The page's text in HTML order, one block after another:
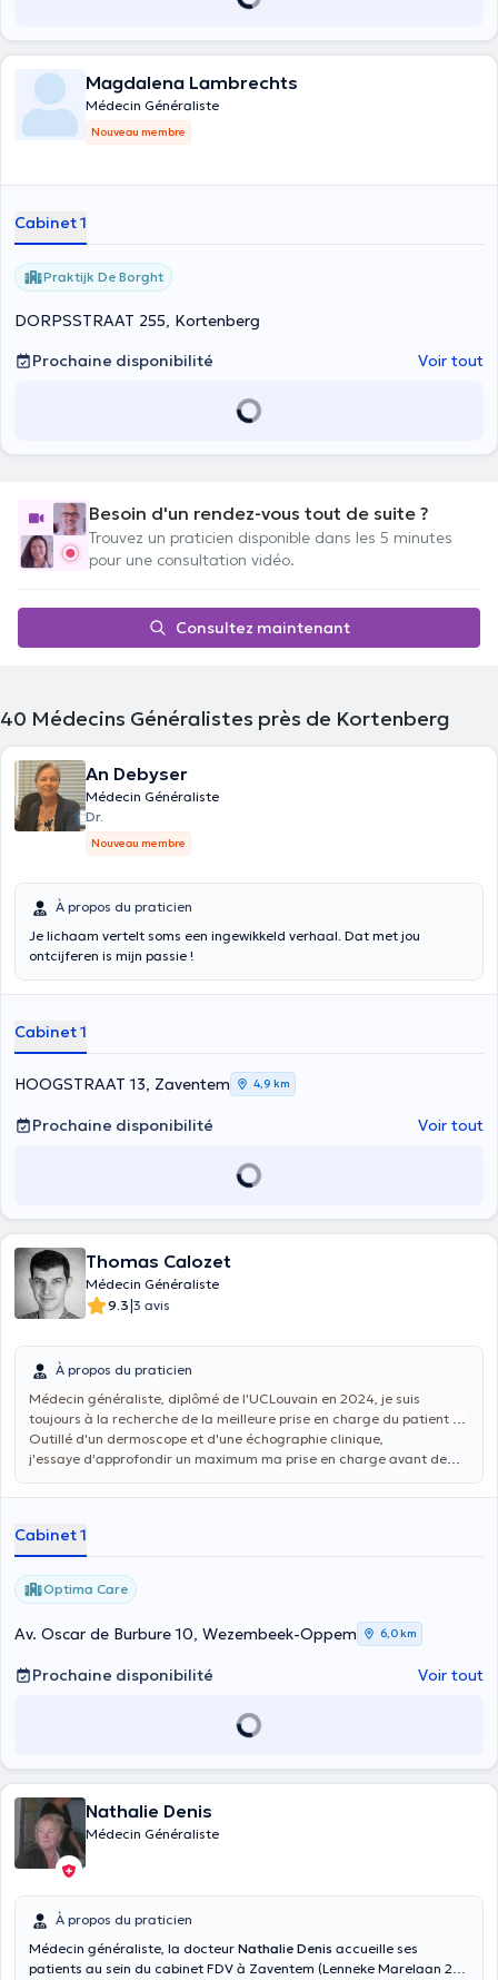
Magdalena Lambrechts
Médecin Généraliste
Nouveau membre
Cabinet 1
Praktijk De Borght
DORPSSTRAAT 255, Kortenberg
Prochaine disponibilité
Voir tout
Besoin d'un rendez-vous tout de suite ?
Trouvez un praticien disponible dans les 5 minutes
pour une consultation vidéo.
Consultez maintenant
40 Médecins Généralistes près de Kortenberg
An Debyser
Médecin Généraliste
Dr.
Nouveau membre
À propos du praticien
Je lichaam vertelt soms een ingewikkeld verhaal. Dat met jou
ontcijferen is mijn passie !
Cabinet 1
HOOGSTRAAT 13, Zaventem 4,9 km
Prochaine disponibilité Voir tout
Thomas Calozet
Médecin Généraliste
9.3|3 avis
À propos du praticien
Médecin généraliste, diplômé de l'UCLouvain en 2024, je suis
toujours à la recherche de la meilleure prise en charge du patient en
individualisant celle-ci.
Outillé d'un dermoscope et d'une échographie clinique,
j'essaye d'approfondir un maximum ma prise en charge avant de
Cabinet 1
Optima Care
Av. Oscar de Burbure 10, Wezembeek-Oppem 6,0 km
Prochaine disponibilité Voir tout
Nathalie Denis
Médecin Généraliste
À propos du praticien
Médecin généraliste, la docteur Nathalie Denis accueille ses
patients au sein du cabinet FDV à Zaventem (Lenneke Marelaan 22),